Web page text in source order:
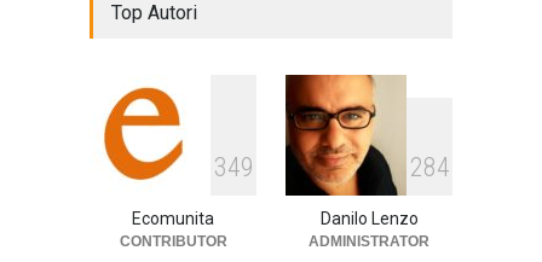
E tu hai paura del buio?
cultura società 1 Aprile 2024
Top Autori
349
Ecomunita
CONTRIBUTOR
284
Danilo Lenzo
ADMINISTRATOR